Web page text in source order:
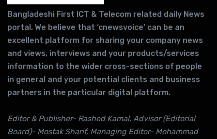
Bangladeshi First ICT & Telecom related daily News
portal. We believe that ‘cnewsvoice’ can be an
excellent platform for sharing your company news
and views, interviews and your products/services
information to the wider cross-sections of people
in general and your potential clients and business
partners in the particular digital platform.
Editor & Publisher- Rashed Kamal, Advisor (Editorial
Board)- Mostak Sharif, Managing Editor- Mohammad